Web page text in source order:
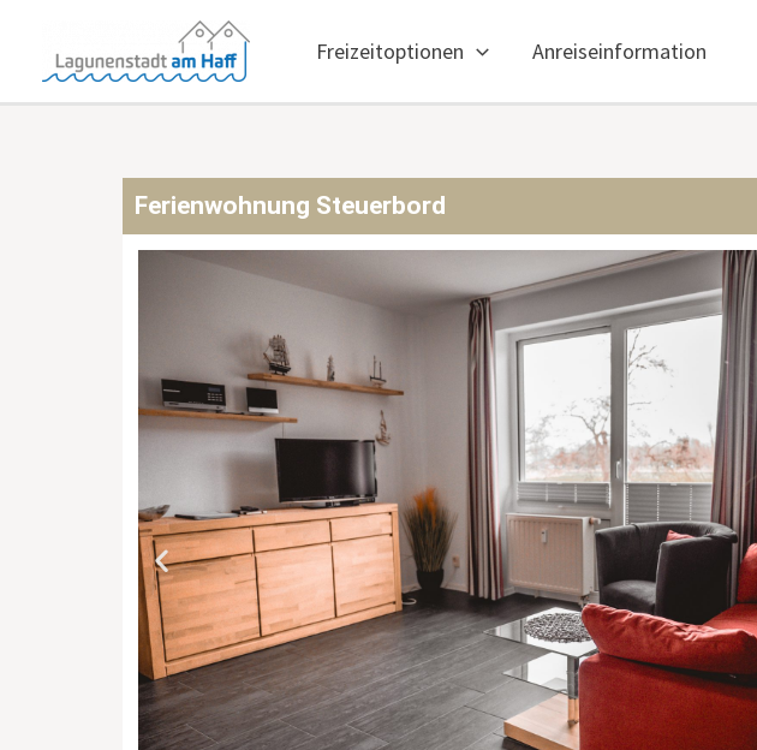
springen
Freizeitoptionen Anreiseinformation
Ferienwohnung Steuerbord